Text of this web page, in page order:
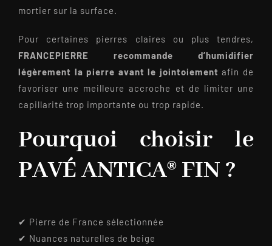
mortier sur la surface.
Pour certaines pierres claires ou plus tendres,
FRANCEPIERRE recommande d’humidifier
légèrement la pierre avant le jointoiement afin de
favoriser une meilleure accroche et de limiter une
capillarité trop importante ou trop rapide.
Pourquoi choisir le
PAVÉ ANTICA® FIN ?
✔ Pierre de France sélectionnée
✔ Nuances naturelles de beige